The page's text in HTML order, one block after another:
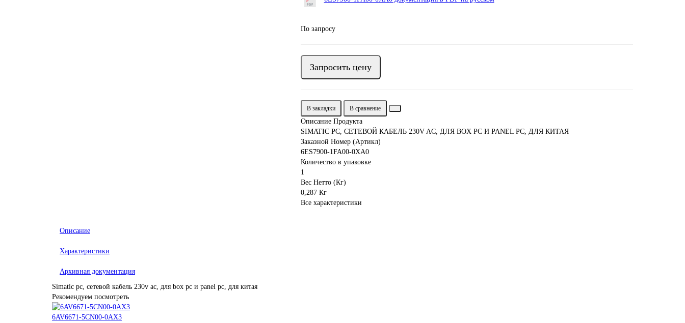
По запросу
Запросить цену
В закладки В сравнение
Описание Продукта
SIMATIC PC, СЕТЕВОЙ КАБЕЛЬ 230V AC, ДЛЯ BOX PC И PANEL PC, ДЛЯ КИТАЯ
Заказной Номер (Артикл)
6ES7900-1FA00-0XA0
Количество в упаковке
1
Вес Нетто (Кг)
0,287 Кг
Все характеристики
Описание
Характеристики
Архивная документация
Simatic pc, сетевой кабель 230v ac, для box pc и panel pc, для китая
Рекомендуем посмотреть
6AV6671-5CN00-0AX3